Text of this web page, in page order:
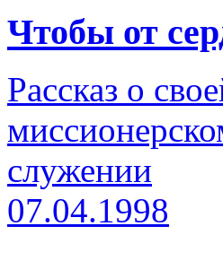
Чтобы от
Рассказ о
служении
07.04.1998